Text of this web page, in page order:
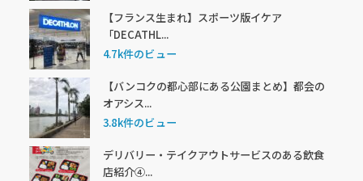
【フランス生まれ】スポーツ版イケア
「DECATHL...
4.7k件のビュー
【バンコクの都心部にある公園まとめ】都会の
オアシス...
3.8k件のビュー
デリバリー・テイクアウトサービスのある飲食
店紹介④...